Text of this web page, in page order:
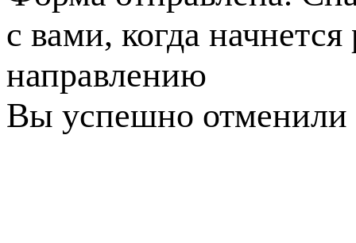
с вами, когда
направлению
Вы успешно отменили